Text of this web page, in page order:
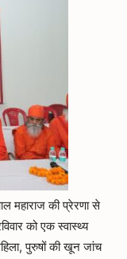
महाराज की प्रेरणा से
को एक स्वास्थ्य
पुरुषों की खून जांच